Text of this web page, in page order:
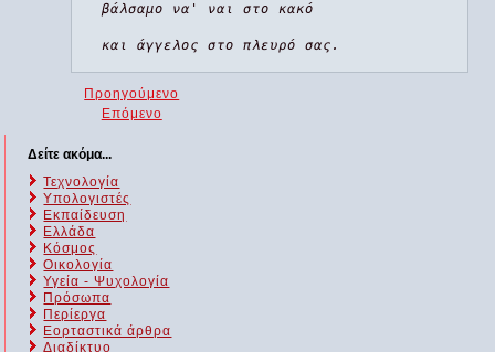
βάλσαμο να' ναι στο κακό
και άγγελος στο πλευρό σας.
Προηγούμενο
Επόμενο
Δείτε ακόμα...
Τεχνολογία
Υπολογιστές
Εκπαίδευση
Ελλάδα
Κόσμος
Οικολογία
Υγεία - Ψυχολογία
Πρόσωπα
Περίεργα
Εορταστικά άρθρα
Διαδίκτυο